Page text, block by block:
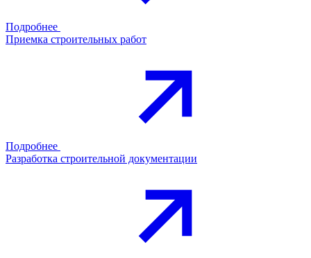
Подробнее
Приемка строительных работ
Подробнее
Разработка строительной документации